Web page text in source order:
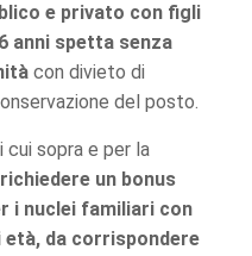
e privato con figli
anni spetta senza
con divieto di
del posto.
cui sopra e per la
un bonus
i nuclei familiari con
età, da corrispondere